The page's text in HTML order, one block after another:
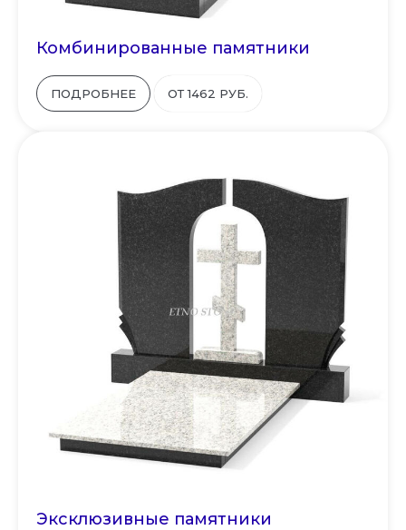
Комбинированные памятники
ПОДРОБНЕЕ ОТ 1462 РУБ.
Эксклюзивные памятники